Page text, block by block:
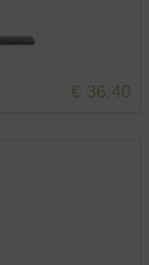
€ 36.40